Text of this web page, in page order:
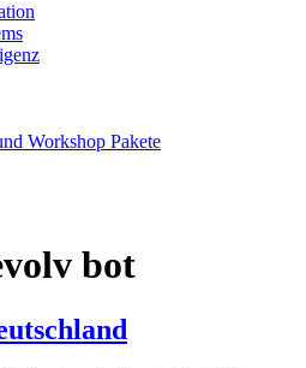
Workshop Pakete
bot